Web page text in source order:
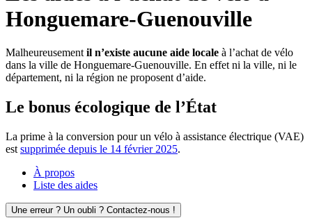
Honguemare-Guenouville
Malheureusement il n’existe aucune aide locale à l’achat de vélo
dans la ville de Honguemare-Guenouville. En effet ni la ville, ni le
département, ni la région ne proposent d’aide.
Le bonus écologique de l’État
La prime à la conversion pour un vélo à assistance électrique (VAE)
est supprimée depuis le 14 février 2025.
À propos
Liste des aides
Une erreur ? Un oubli ? Contactez-nous !